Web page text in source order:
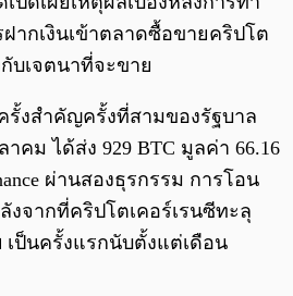
ากเงินเข้าตลาดซื้อขายคริปโต
บเจตนาที่จะขาย
รั้งสำคัญครั้งที่สามของรัฐบาล
คม ได้ส่ง 929 BTC มูลค่า 66.16
ผ่านสองธุรกรรม การโอน
งจากที่คริปโตเคอร์เรนซีทะลุ
เป็นครั้งแรกนับตั้งแต่เดือน